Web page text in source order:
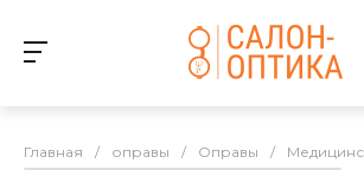
Главная / оправы / Оправы /